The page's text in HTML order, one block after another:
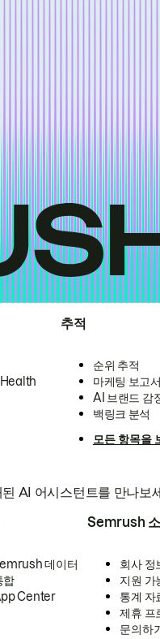
추적
순위 추적
마케팅 보고
AI 브랜드 감
백링크 분석
모든 항목을
AI 어시스턴트를 만나보
데이터
합
Center
Semrush
회사 정
지원 가
통계 자
제휴 프
문의하